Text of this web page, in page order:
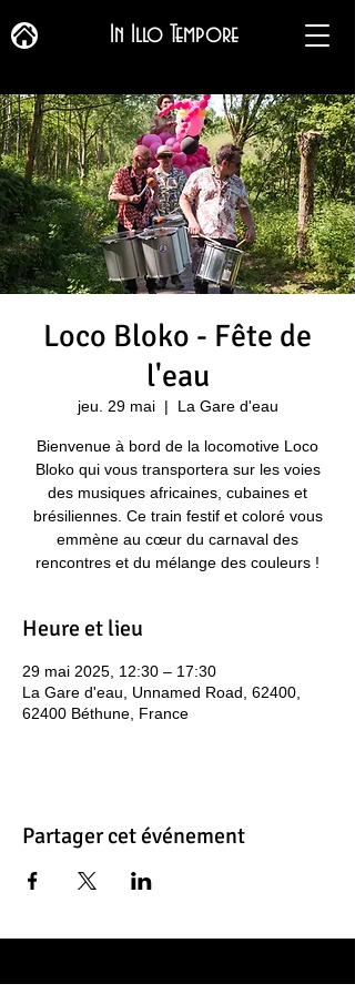
In Illo Tempore
Loco Bloko - Fête de
l'eau
jeu. 29 mai
  |
La Gare d'eau
Bienvenue à bord de la locomotive Loco
Bloko qui vous transportera sur les voies
des musiques africaines, cubaines et
brésiliennes. Ce train festif et coloré vous
emmène au cœur du carnaval des
rencontres et du mélange des couleurs !
Heure et lieu
29 mai 2025, 12:30 – 17:30
La Gare d'eau, Unnamed Road, 62400,
62400 Béthune, France
Partager cet événement